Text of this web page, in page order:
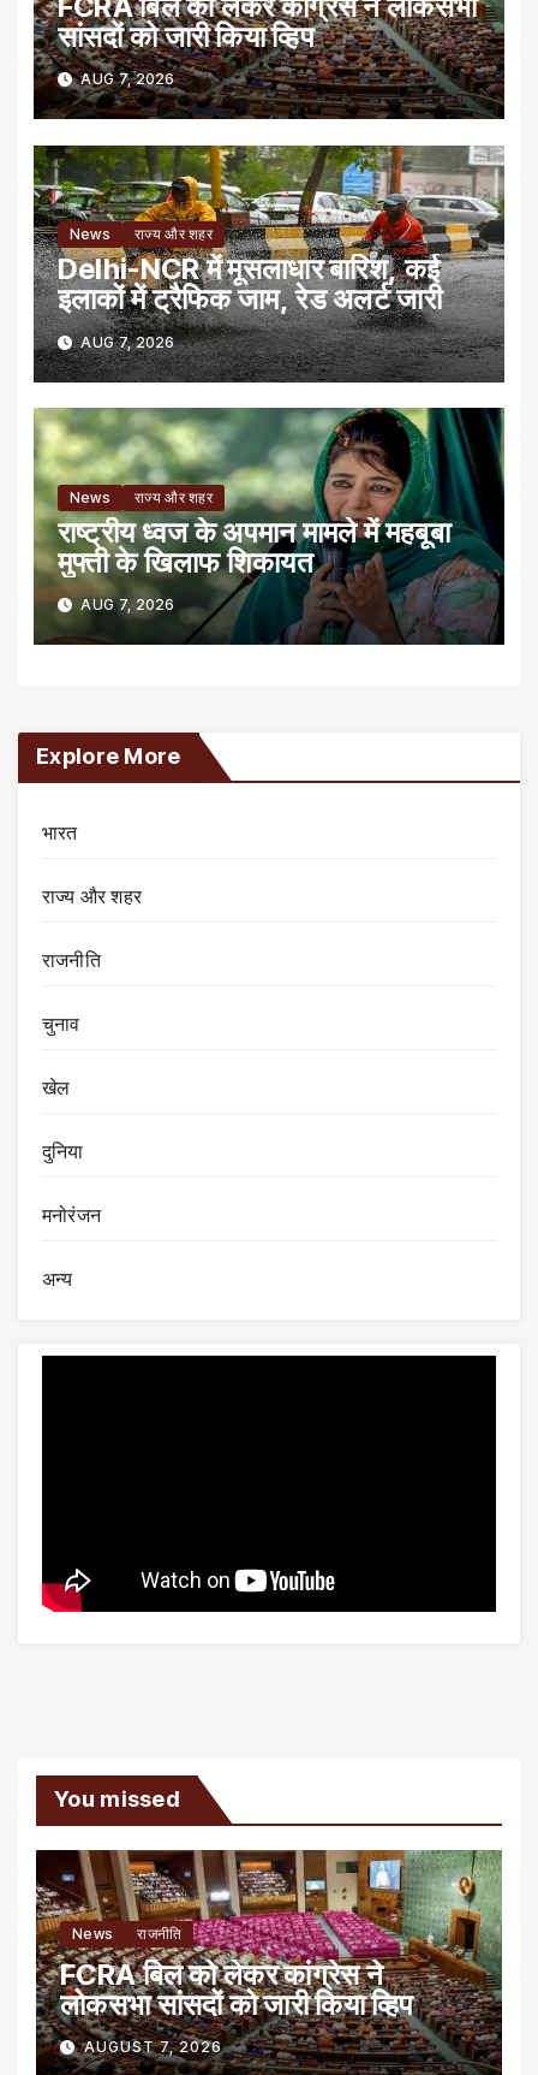
सांसदों को जारी किया व्हिप
AUG 7, 2026
News राज्य और शहर
Delhi-NCR में मूसलाधार बारिश, कई
इलाकों में ट्रैफिक जाम, रेड अलर्ट जारी
AUG 7, 2026
News राज्य और शहर
राष्ट्रीय ध्वज के अपमान मामले में महबूबा
मुफ्ती के खिलाफ शिकायत
AUG 7, 2026
Explore More
भारत
राज्य और शहर
राजनीति
चुनाव
खेल
दुनिया
मनोरंजन
अन्य
You missed
News राजनीति
FCRA बिल को लेकर कांग्रेस ने
लोकसभा सांसदों को जारी किया व्हिप
AUGUST 7, 2026